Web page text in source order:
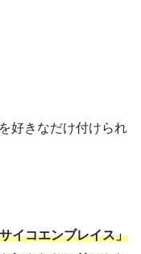
好きなだけ付けられ
イコエンブレイス」